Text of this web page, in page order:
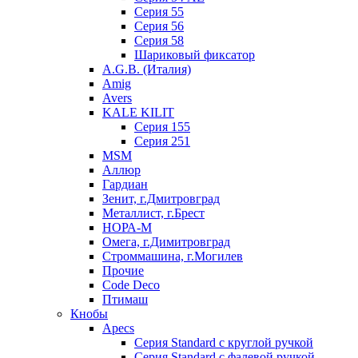
Серия 55
Серия 56
Серия 58
Шариковый фиксатор
A.G.B. (Италия)
Amig
Avers
KALE KILIT
Серия 155
Серия 251
MSM
Аллюр
Гардиан
Зенит, г.Дмитровград
Металлист, г.Брест
НОРА-М
Омега, г.Димитровград
Строммашина, г.Могилев
Прочие
Code Deco
Птимаш
Кнобы
Apecs
Серия Standard с круглой ручкой